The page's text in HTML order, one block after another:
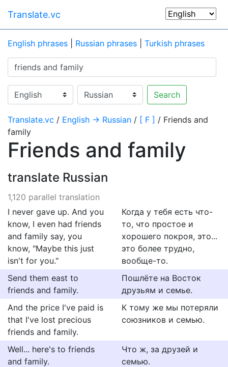
Translate.vc
English phrases Russian phrases Turkish phrases
Search
Translate.vc / English → Russian / [ F ] / Friends and
family
Friends and family
translate Russian
1,120 parallel translation
I never gave up. And you
know, I even had friends
and family say, you
know, "Maybe this just
isn't for you."
Когда у тебя есть что-
то, что простое и
хорошего покроя, это...
это более трудно,
вообще-то.
Send them east to
friends and family.
Пошлёте на Восток
друзьям и семье.
And the price I've paid is
that I've lost precious
friends and family.
К тому же мы потеряли
союзников и семью.
Well... here's to friends
and family.
Что ж, за друзей и
семью.